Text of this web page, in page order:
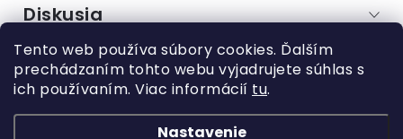
Tento web používa súbory cookies. Ďalším
prechádzaním tohto webu vyjadrujete súhlas s
ich používaním. Viac informácií tu.
Nastavenie
Diskusia
á